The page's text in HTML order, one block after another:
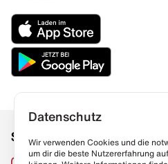
Social Media
Datenschutz
Wir verwenden Cookies und die
um dir die beste Nutzererfahrung